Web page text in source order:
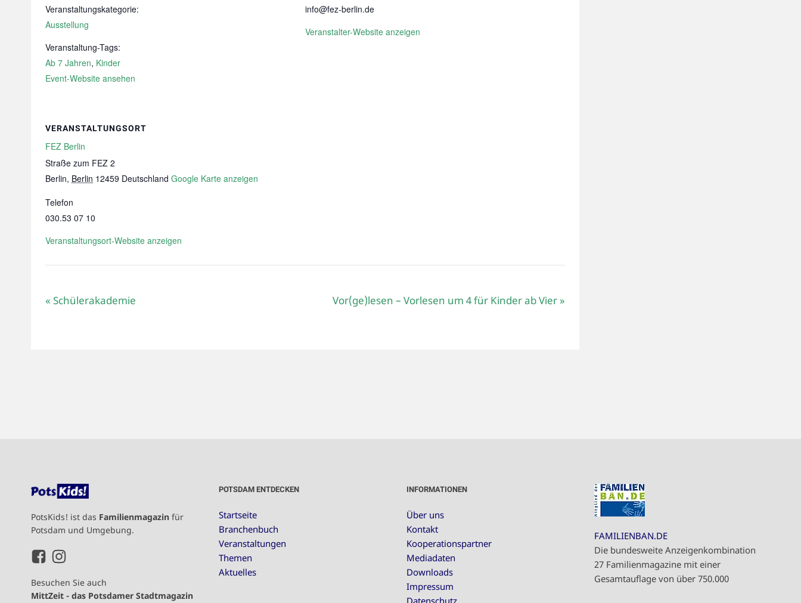
Veranstaltungskategorie:
Ausstellung
Veranstaltung-Tags:
Ab 7 Jahren, Kinder
Event-Website ansehen
info@fez-berlin.de
Veranstalter-Website anzeigen
VERANSTALTUNGSORT
FEZ Berlin
Straße zum FEZ 2
Berlin, Berlin 12459 Deutschland Google Karte anzeigen
Telefon
030.53 07 10
Veranstaltungsort-Website anzeigen
« Schülerakademie Vor(ge)lesen – Vorlesen um 4 für Kinder ab Vier »
PotsKids! ist das Familienmagazin für
Potsdam und Umgebung.
Besuchen Sie auch
MittZeit - das Potsdamer Stadtmagazin
POTSDAM ENTDECKEN
Startseite
Branchenbuch
Veranstaltungen
Themen
Aktuelles
INFORMATIONEN
Über uns
Kontakt
Kooperationspartner
Mediadaten
Downloads
Impressum
Datenschutz
FAMILIENBAN.DE
Die bundesweite Anzeigenkombination
27 Familienmagazine mit einer
Gesamtauflage von über 750.000